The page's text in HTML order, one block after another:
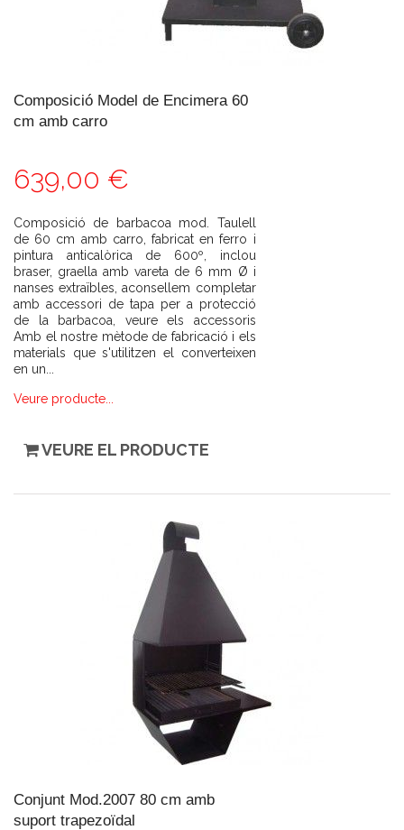
Composició Model de Encimera 60
cm amb carro
639,00 €
Composició de barbacoa mod. Taulell
de 60 cm amb carro, fabricat en ferro i
pintura anticalòrica de 600º, inclou
braser, graella amb vareta de 6 mm Ø i
nanses extraïbles, aconsellem completar
amb accessori de tapa per a protecció
de la barbacoa, veure els accessoris
Amb el nostre mètode de fabricació i els
materials que s'utilitzen el converteixen
en un...
Veure producte...
VEURE EL PRODUCTE
Conjunt Mod.2007 80 cm amb
suport trapezoïdal